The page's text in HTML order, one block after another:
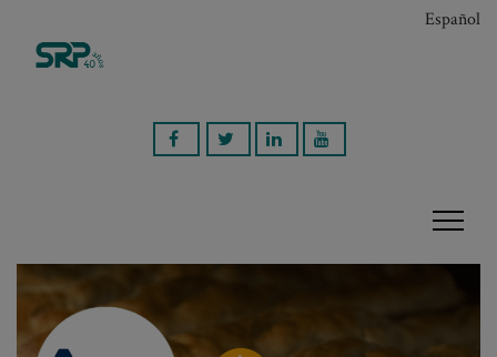
Español